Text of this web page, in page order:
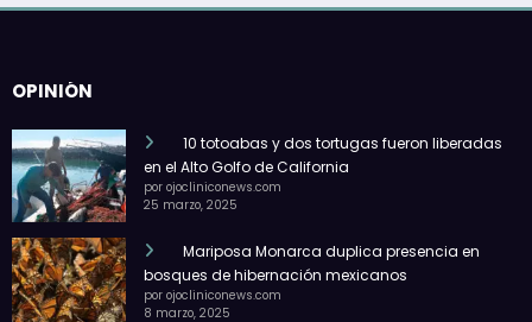
OPINIÓN
10 totoabas y dos tortugas fueron liberadas
en el Alto Golfo de California
por ojocliniconews.com
25 marzo, 2025
Mariposa Monarca duplica presencia en
bosques de hibernación mexicanos
por ojocliniconews.com
8 marzo, 2025